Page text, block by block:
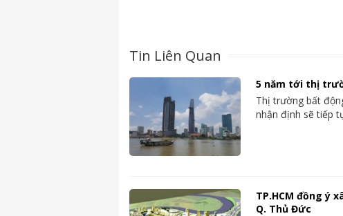
Tin Liên Quan
5 năm tới thị
Thị trường bất
nhận định sẽ tiếp
TP.HCM đồng ý
Q. Thủ Đức